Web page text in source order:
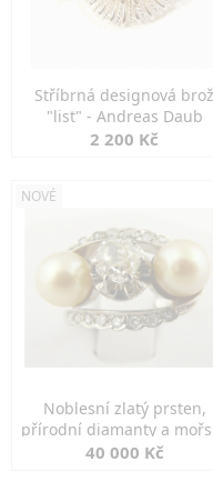
Stříbrná designová brož
"list" - Andreas Daub
2 200 Kč
NOVÉ
Noblesní zlatý prsten,
přírodní diamanty a
perly
40 000 Kč